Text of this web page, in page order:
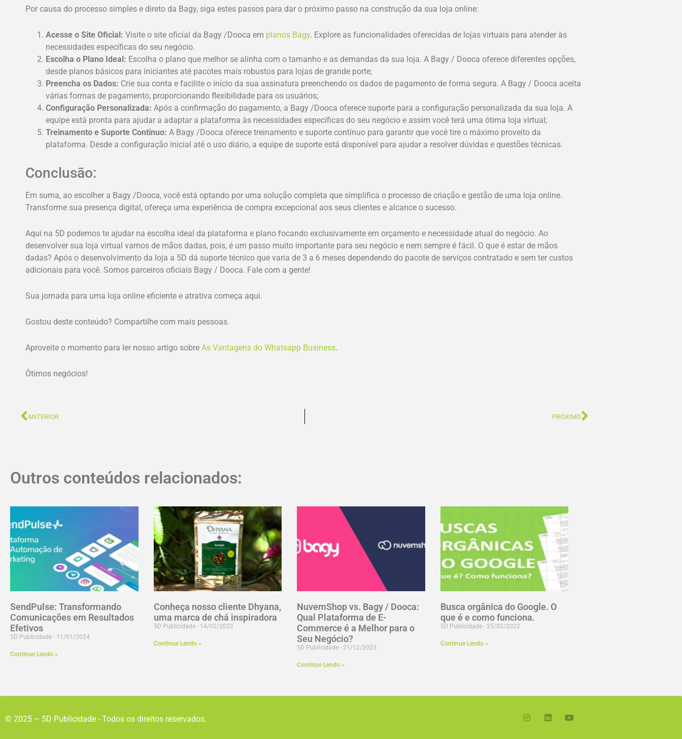
Por causa do processo simples e direto da Bagy, siga estes passos para dar o próximo passo na construção da sua loja online:
Acesse o Site Oficial: Visite o site oficial da Bagy /Dooca em planos Bagy. Explore as funcionalidades oferecidas de lojas virtuais para atender às
necessidades específicas do seu negócio.
Escolha o Plano Ideal: Escolha o plano que melhor se alinha com o tamanho e as demandas da sua loja. A Bagy / Dooca oferece diferentes opções,
desde planos básicos para iniciantes até pacotes mais robustos para lojas de grande porte;
Preencha os Dados: Crie sua conta e facilite o início da sua assinatura preenchendo os dados de pagamento de forma segura. A Bagy / Dooca aceita
várias formas de pagamento, proporcionando flexibilidade para os usuários;
Configuração Personalizada: Após a confirmação do pagamento, a Bagy /Dooca oferece suporte para a configuração personalizada da sua loja. A
equipe está pronta para ajudar a adaptar a plataforma às necessidades específicas do seu negócio e assim você terá uma ótima loja virtual;
Treinamento e Suporte Contínuo: A Bagy /Dooca oferece treinamento e suporte contínuo para garantir que você tire o máximo proveito da
plataforma. Desde a configuração inicial até o uso diário, a equipe de suporte está disponível para ajudar a resolver dúvidas e questões técnicas.
Conclusão:
Em suma, ao escolher a Bagy /Dooca, você está optando por uma solução completa que simplifica o processo de criação e gestão de uma loja online.
Transforme sua presença digital, ofereça uma experiência de compra excepcional aos seus clientes e alcance o sucesso.
Aqui na 5D podemos te ajudar na escolha ideal da plataforma e plano focando exclusivamente em orçamento e necessidade atual do negócio. Ao
desenvolver sua loja virtual vamos de mãos dadas, pois, é um passo muito importante para seu negócio e nem sempre é fácil. O que é estar de mãos
dadas? Após o desenvolvimento da loja a 5D dá suporte técnico que varia de 3 a 6 meses dependendo do pacote de serviços contratado e sem ter custos
adicionais para você. Somos parceiros oficiais Bagy / Dooca. Fale com a gente!
Sua jornada para uma loja online eficiente e atrativa começa aqui.
Gostou deste conteúdo? Compartilhe com mais pessoas.
Aproveite o momento para ler nosso artigo sobre As Vantagens do Whatsapp Business.
Ótimos negócios!
ANTERIOR PRÓXIMO
Outros conteúdos relacionados:
SendPulse: Transformando
Comunicações em Resultados
Efetivos
5D Publicidade 11/01/2024
Continue Lendo »
Conheça nosso cliente Dhyana,
uma marca de chá inspiradora
5D Publicidade 14/02/2022
Continue Lendo »
NuvemShop vs. Bagy / Dooca:
Qual Plataforma de E-
Commerce é a Melhor para o
Seu Negócio?
5D Publicidade 21/12/2023
Continue Lendo »
Busca orgânica do Google. O
que é e como funciona.
5D Publicidade 25/02/2022
Continue Lendo »
© 2025 – 5D Publicidade - Todos os direitos reservados.